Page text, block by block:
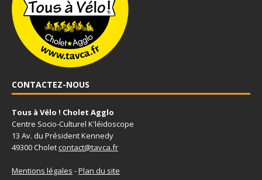
CONTACTEZ-NOUS
Tous à Vélo ! Cholet Agglo
Centre Socio-Culturel K'léidoscope
13 Av. du Président Kennedy
49300 Choletcontact@tavca.fr
Mentions légales -Plan du site